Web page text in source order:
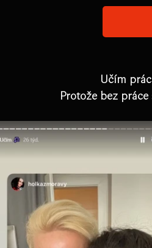
Učím
Protože bez